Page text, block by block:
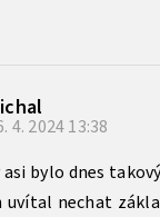
4. 202413:38
asi bylo dnes
uvítal nechat